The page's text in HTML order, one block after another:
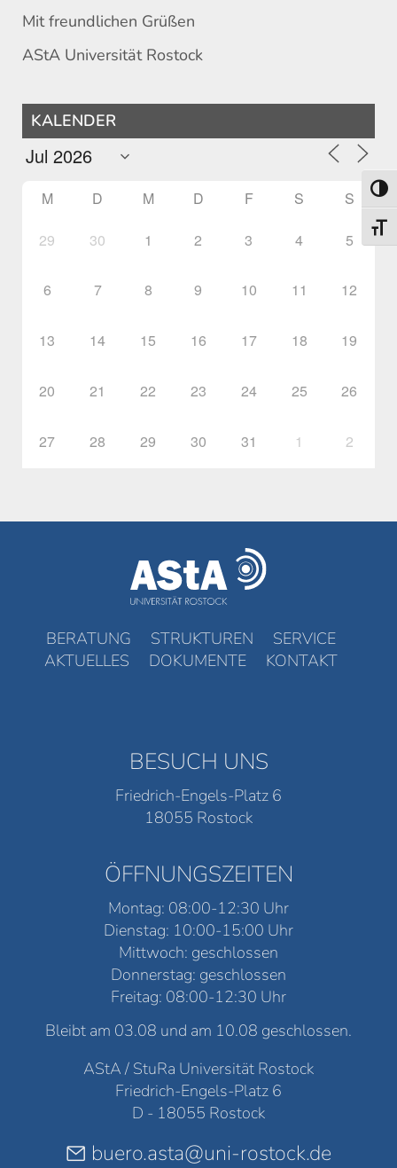
Mit freundlichen Grüßen
AStA Universität Rostock
KALENDER
M D M D F S S
29 30 1 2 3 4 5
6 7 8 9 10 11 12
13 14 15 16 17 18 19
20 21 22 23 24 25 26
27 28 29 30 31 1 2
BERATUNG STRUKTUREN
SERVICE
AKTUELLES
DOKUMENTE KONTAKT
BESUCH UNS
Friedrich-Engels-Platz 6
18055 Rostock
ÖFFNUNGSZEITEN
Montag: 08:00-12:30 Uhr
Dienstag: 10:00-15:00 Uhr
Mittwoch: geschlossen
Donnerstag: geschlossen
Freitag: 08:00-12:30 Uhr
Bleibt am 03.08 und am 10.08 geschlossen.
AStA / StuRa Universität Rostock
Friedrich-Engels-Platz 6
D - 18055 Rostock
buero.asta@uni-rostock.de